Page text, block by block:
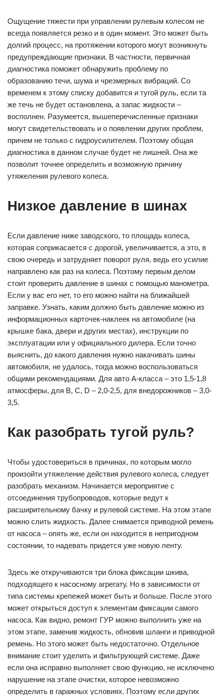
Ощущение тяжести при управлении рулевым колесом не
всегда появляется резко и в один момент. Это может быть
долгий процесс, на протяжении которого могут возникнуть
предупреждающие признаки. В частности, первичная
диагностика поможет обнаружить проблему по
образованию течи, шума и чрезмерных вибраций. Со
временем к этому списку добавится и тугой руль, если та
же течь не будет остановлена, а запас жидкости –
восполнен. Разумеется, вышеперечисленные признаки
могут свидетельствовать и о появлении других проблем,
причем не только с гидроусилителем. Поэтому общая
диагностика в данном случае будет не лишней. Она же
позволит точнее определить и возможную причину
утяжеления рулевого колеса.
Низкое давление в шинах
Если давление ниже заводского, то площадь колеса,
которая соприкасается с дорогой, увеличивается, а это, в
свою очередь и затрудняет поворот руля, ведь его усилие
направлено как раз на колеса. Поэтому первым делом
стоит проверить давление в шинах с помощью манометра.
Если у вас его нет, то его можно найти на ближайшей
заправке. Узнать, каким должно быть давление можно из
информационных карточек-наклеек на автомобиле (на
крышке бака, двери и других местах), инструкции по
эксплуатации или у официального дилера. Если точно
выяснить, до какого давления нужно накачивать шины
автомобиля, не удалось, тогда можно воспользоваться
общими рекомендациями. Для авто А-класса – это 1,5-1,8
атмосферы, для B, C, D – 2,0-2,5, для внедорожников – 3,0-
3,5.
Как разобрать тугой руль?
Чтобы удостовериться в причинах, по которым могло
произойти утяжеление действия рулевого колеса, следует
разобрать механизм. Начинается мероприятие с
отсоединения трубопроводов, которые ведут к
расширительному бачку и рулевой системе. На этом этапе
можно слить жидкость. Далее снимается приводной ремень
от насоса – опять же, если он находится в непригодном
состоянии, то надевать придется уже новую ленту.
Здесь же откручиваются три блока фиксации шкива,
подходящего к насосному агрегату. Но в зависимости от
типа системы крепежей может быть и больше. После этого
может открыться доступ к элементам фиксации самого
насоса. Как видно, ремонт ГУР можно выполнить уже на
этом этапе, заменив жидкость, обновив шланги и приводной
ремень. Но этого может быть недостаточно. Отдельное
внимание стоит уделить и фильтрующей системе. Даже
если она исправно выполняет свою функцию, не исключено
нарушение на этапе очистки, которое невозможно
определить в гаражных условиях. Поэтому если других